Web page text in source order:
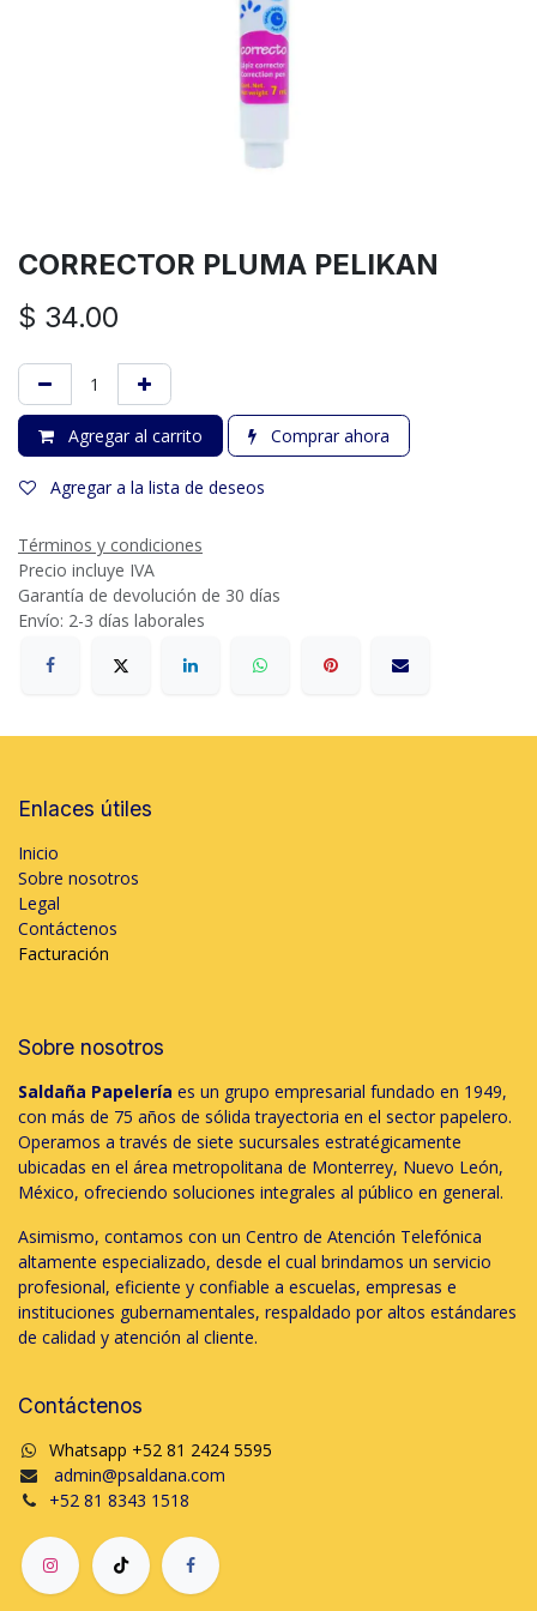
CORRECTOR PLUMA PELIKAN
$ 34.00
Agregar al carrito Comprar ahora
Agregar a la lista de deseos
Términos y condiciones
Precio incluye IVA
Garantía de devolución de 30 días
Envío: 2-3 días laborales
Enlaces útiles
Inicio
Sobre nosotros
Legal
Contáctenos
Facturación
Sobre nosotros
Saldaña Papelería es un grupo empresarial fundado en 1949,
con más de 75 años de sólida trayectoria en el sector papelero.
Operamos a través de siete sucursales estratégicamente
ubicadas en el área metropolitana de Monterrey, Nuevo León,
México, ofreciendo soluciones integrales al público en general.
Asimismo, contamos con un Centro de Atención Telefónica
altamente especializado, desde el cual brindamos un servicio
profesional, eficiente y confiable a escuelas, empresas e
instituciones gubernamentales, respaldado por altos estándares
de calidad y atención al cliente.
Contáctenos
Whatsapp +52 81 2424 5595
admin@psaldana.com
+52 81 8343 1518